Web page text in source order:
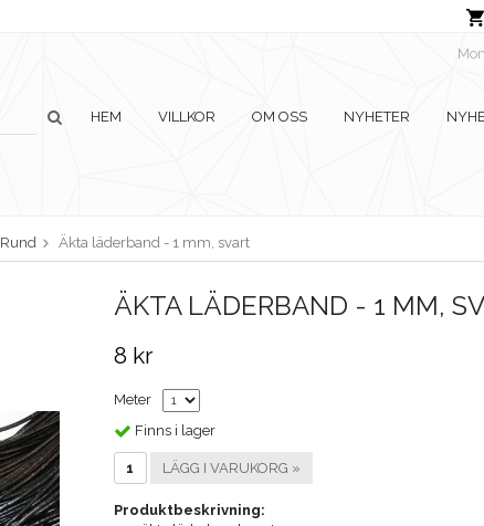
HEM VILLKOR OM OSS NYHETER
Rund Äkta läderband - 1 mm, svart
ÄKTA LÄDERBAND - 1 MM,
8 kr
Meter
Finns i lager
LÄGG I VARUKORG »
Produktbeskrivning: